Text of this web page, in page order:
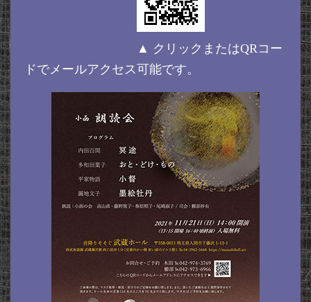
▲ クリックまたはQRコー
ドでメールアクセス可能です。